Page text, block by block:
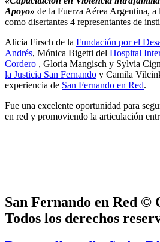
Apoyo» de la Fuerza Aérea Argentina,
como disertantes 4 representantes de
Alicia Firsch de la Fundación por el
Andrés, Mónica Bigetti del Hospital
Cordero , Gloria Mangisch y Sylvia
la Justicia San Fernando y Camila
experiencia de San Fernando en Red.
Fue una excelente oportunidad para
en red y promoviendo la articulación
San Fernando en Red ©
Todos los derechos